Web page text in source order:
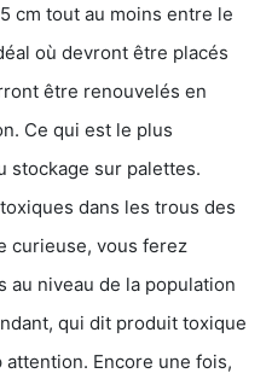
cm tout au moins entre le
où devront être placés
être renouvelés en
Ce qui est le plus
stockage sur palettes.
dans les trous des
curieuse, vous ferez
au niveau de la population
qui dit produit toxique
Encore une fois,